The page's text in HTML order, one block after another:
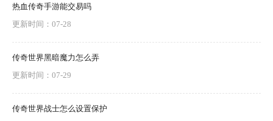
热血传奇手游能交易吗
更新时间：07-28
传奇世界黑暗魔力怎么弄
更新时间：07-29
传奇世界战士怎么设置保护